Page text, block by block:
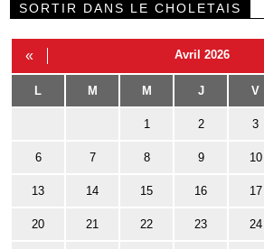
SORTIR DANS LE CHOLETAIS
« Avril 2026
L M M J V
1 2 3
6 7 8 9 10
13 14 15 16 17
20 21 22 23 24